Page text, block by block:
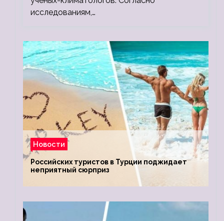
исследованиям,…
Новости
Российских туристов в Турции поджидает
неприятный сюрприз